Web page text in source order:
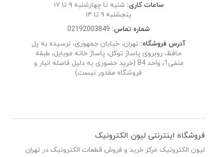
ساعات کاری: شنبه تا چهارشنبه ۹ تا ۱۷
پنجشنبه ۹ تا ۱۴
شماره تماس: 02192003849
آدرس فروشگاه: تهران، خیابان جمهوری، نرسیده به پل
حافظ، روبروی پاساژ توکل، پاساژ خانه موبایل، طبقه
منفی1، واحد B4 (خرید حضوری به دلیل فاصله انبار و
فروشگاه مقدور نیست)
فروشگاه اینترنتی لیون الکترونیک
لیون الکترونیک مرکز خرید و فروش قطعات الکترونیک در تهران